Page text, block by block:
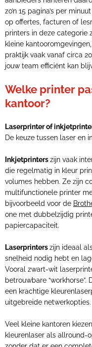
zo’n 15 pagina’s per
op offertes, facturen of
printers in deze categorie
kleine
praktijk vaak vanaf circa
jouw team efficiënt kan
Welke printer
kantoor?
Laserprinter of
De keuze tussen laser en
Inkjetprinterszijn vaak
die regelmatig in kleur
volumes hebben. Ze zijn
multifunctionele printer
bijvoorbeeld voor de
one met dubbelzijdig
papiercapaciteit.
Laserprinterszijn ideaal
snelheid nodig hebt en
Vooral zwart-wit
betrouwbare “workhorse”.
een krachtige
uitgebreide netwerkopties.
Veel kleine kantoren
kleurenlaser als allround-